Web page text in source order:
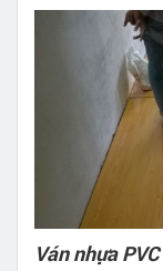
Ván nhựa